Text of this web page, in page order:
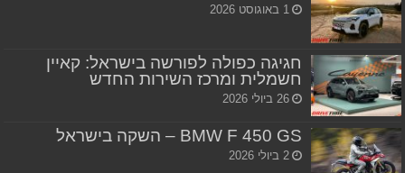
1 באוגוסט 2026
חגיגה כפולה לפורשה בישראל: קאיין
חשמלית ומרכז השירות החדש
26 ביולי 2026
BMW F 450 GS – השקה בישראל
2 ביולי 2026